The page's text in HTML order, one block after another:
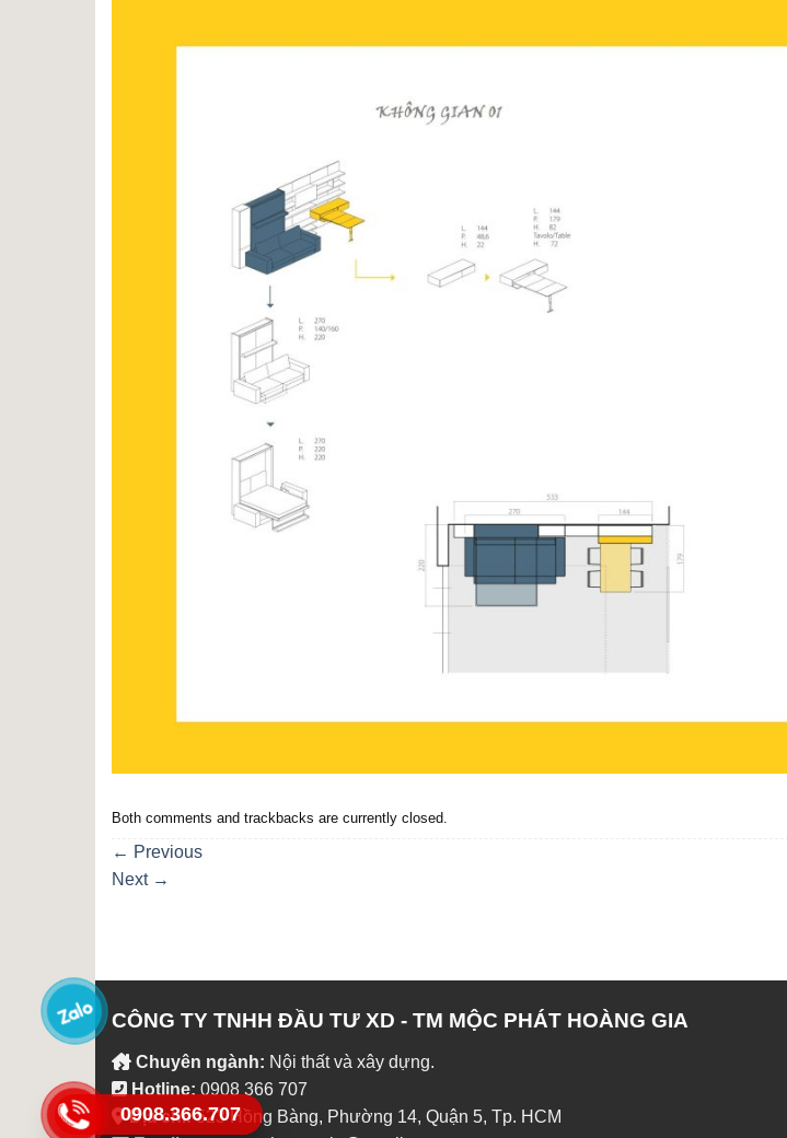
Both comments and trackbacks are currently closed.
← Previous
Next →
CÔNG TY TNHH ĐẦU TƯ XD - TM MỘC PHÁT HOÀNG GIA
Chuyên ngành: Nội thất và xây dựng.
Hotline: 0908 366 707
Địa chỉ:523 Hồng Bàng, Phường 14, Quận 5, Tp. HCM
0908.366.707